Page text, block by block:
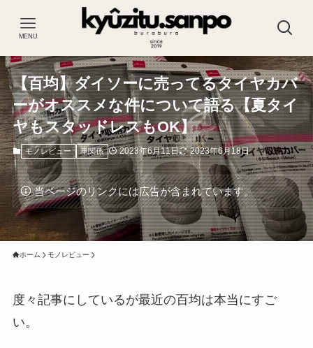
MENU
【百均】ダイソーに売ってるタイヤカバ
ーがオススメな件について語る【夏タイ
ヤもスタッドレスもOK】
モノレビュー 車関係 2023年6月11日 2023年6月18日
当ページのリンクには広告が含まれています。
ホーム モノレビュー
度々記事にしているが最近の百均は本当にすご
い。